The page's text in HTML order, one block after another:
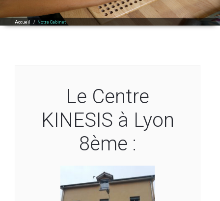
Accueil / Notre Cabinet
Le Centre
KINESIS à Lyon
8ème :